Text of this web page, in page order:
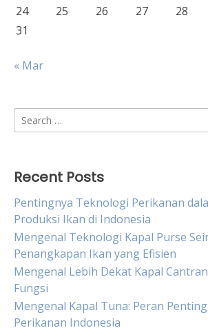
24
25 26 27 28
31
« Mar
Search
for:
Recent Posts
Pentingnya Teknologi Perikanan
Produksi Ikan di Indonesia
Mengenal Teknologi Kapal Purse
Penangkapan Ikan yang Efisien
Mengenal Lebih Dekat Kapal
Fungsi
Mengenal Kapal Tuna: Peran
Perikanan Indonesia